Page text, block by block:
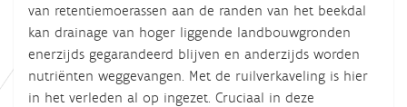
van retentiemoerassen aan de randen van het beekdal
kan drainage van hoger liggende landbouwgronden
enerzijds gegarandeerd blijven en anderzijds worden
nutriënten weggevangen. Met de ruilverkaveling is hier
in het verleden al op ingezet. Cruciaal in deze